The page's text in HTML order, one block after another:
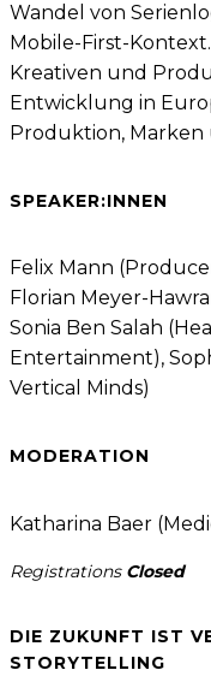
Wandel von
Mobile-First-
Kreativen und
Entwicklung in
Produktion,
SPEAKER:INNEN
Felix Mann
Florian Meyer-
Sonia Ben Salah
Entertainment),
Vertical Minds)
MODERATION
Katharina Baer
Registrations Closed
DIE ZUKUNFT IST
STORYTELLING